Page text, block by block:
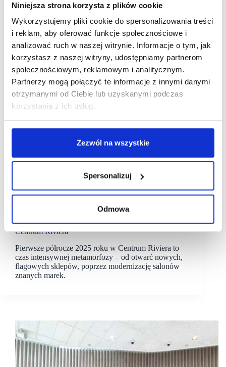
Niniejsza strona korzysta z plików cookie
Wykorzystujemy pliki cookie do spersonalizowania treści
i reklam, aby oferować funkcje społecznościowe i
analizować ruch w naszej witrynie. Informacje o tym, jak
korzystasz z naszej witryny, udostępniamy partnerom
społecznościowym, reklamowym i analitycznym.
Partnerzy mogą połączyć te informacje z innymi danymi
otrzymanymi od Ciebie lub uzyskanymi podczas
korzystania z ich usług.
Zezwól na wszystkie
Spersonalizuj
Odmowa
Apsys: rok 2025 czasem metamorfozy gdyńskiego
Centrum Riviera
Pierwsze półrocze 2025 roku w Centrum Riviera to
czas intensywnej metamorfozy – od otwarć nowych,
flagowych sklepów, poprzez modernizację salonów
znanych marek.